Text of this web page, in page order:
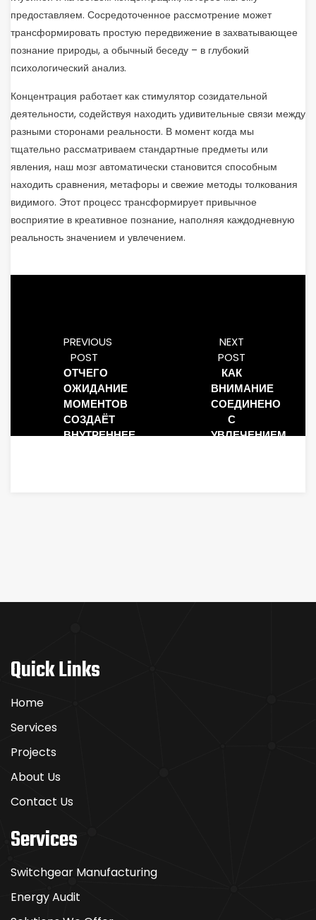
предоставляем. Сосредоточенное рассмотрение может
трансформировать простую передвижение в захватывающее
познание природы, а обычный беседу – в глубокий
психологический анализ.
Концентрация работает как стимулятор созидательной
деятельности, содействуя находить удивительные связи между
разными сторонами реальности. В момент когда мы
тщательно рассматриваем стандартные предметы или
явления, наш мозг автоматически становится способным
находить сравнения, метафоры и свежие методы толкования
видимого. Этот процесс трансформирует привычное
восприятие в креативное познание, наполняя каждодневную
реальность значением и увлечением.
PREVIOUS
POST
ОТЧЕГО
ОЖИДАНИЕ
МОМЕНТОВ
СОЗДАЁТ
ВНУТРЕННЕЕ
NEXT
POST
КАК
ВНИМАНИЕ
СОЕДИНЕНО
С
УВЛЕЧЕНИЕМ
Quick Links
Home
Services
Projects
About Us
Contact Us
Services
Switchgear Manufacturing
Energy Audit